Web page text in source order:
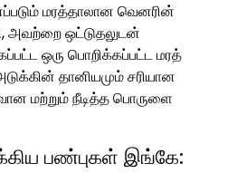
மரத்தாலான வெனரின்
அவற்றை ஒட்டுதலுடன்
ஒரு பொறிக்கப்பட்ட மரத்
தானியமும் சரியான
மற்றும் நீடித்த பொருளை
பண்புகள் இங்கே: